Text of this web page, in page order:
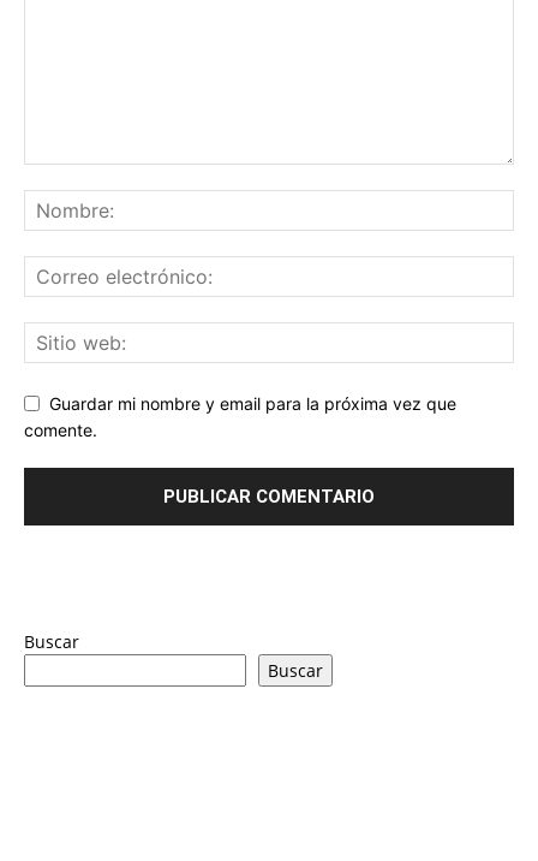
Guardar mi nombre y email para la próxima vez que
comente.
Buscar
Buscar